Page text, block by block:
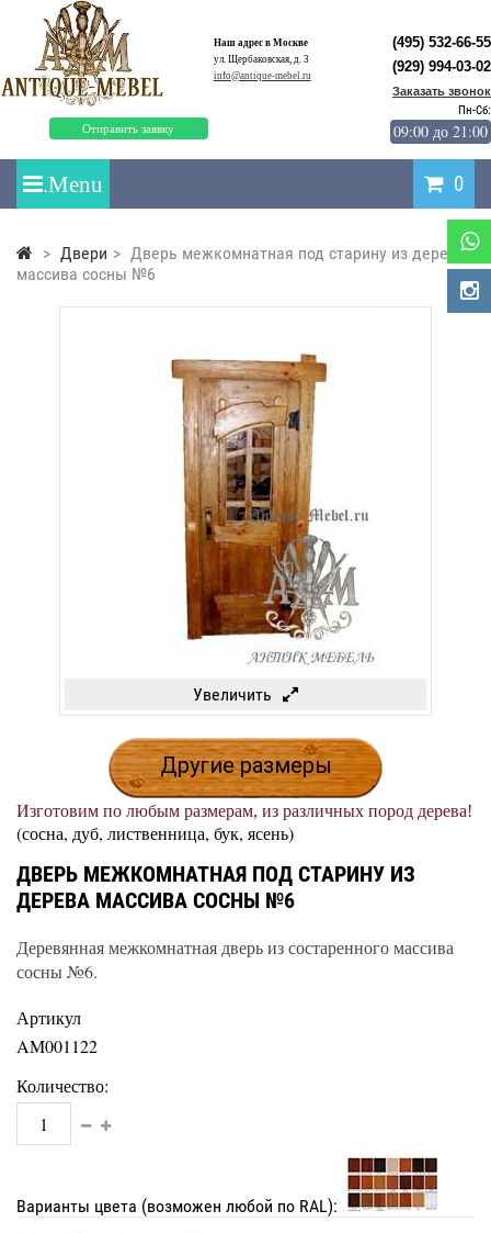
Наш адрес в Москве
ул. Щербаковская, д. 3
info@antique-mebel.ru
Отправить заявку
(495) 532-66-55
(929) 994-03-02
Заказать звонок
Пн-Сб:
09:00 до 21:00
0
> Двери > Дверь межкомнатная под старину из дерева
массива сосны №6
Увеличить
Другие размеры
Изготовим по любым размерам, из различных пород дерева!
(сосна, дуб, лиственница, бук, ясень)
ДВЕРЬ МЕЖКОМНАТНАЯ ПОД СТАРИНУ ИЗ
ДЕРЕВА МАССИВА СОСНЫ №6
Деревянная межкомнатная дверь из состаренного массива
сосны №6.
Артикул
AM001122
Количество:
Варианты цвета (возможен любой по RAL):